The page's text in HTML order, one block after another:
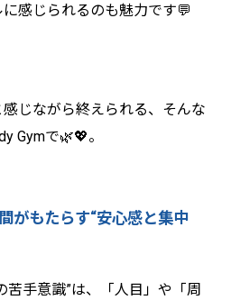
感じられるのも魅力です💬
感じながら終えられる、そんな
Gymで🌿💖。
がもたらす“安心感と集中
苦手意識”は、「人目」や「周